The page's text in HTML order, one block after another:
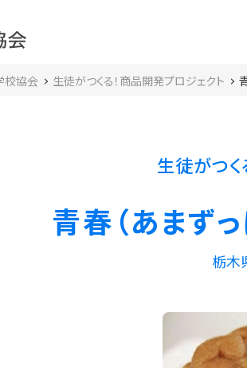
校協会 生徒がつくる！商品開発プロジェクト
生徒がつく
青春（あまず
栃木